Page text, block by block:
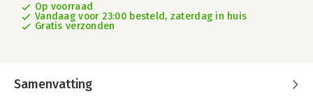
Op voorraad
Vandaag voor 23:00 besteld, zaterdag in huis
Gratis verzonden
Samenvatting